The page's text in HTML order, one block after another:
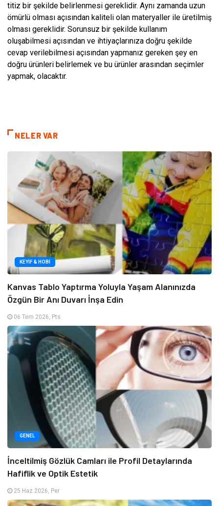
titiz bir şekilde belirlenmesi gereklidir. Aynı zamanda uzun
ömürlü olması açısından kaliteli olan materyaller ile üretilmiş
olması gereklidir. Sorunsuz bir şekilde kullanım
oluşabilmesi açısından ve ihtiyaçlarınıza doğru şekilde
cevap verilebilmesi açısından yapmanız gereken şey en
doğru ürünleri belirlemek ve bu ürünler arasından seçimler
yapmak, olacaktır.
NELER VAR
KEYIF & HOBI
Kanvas Tablo Yaptırma Yoluyla Yaşam Alanınızda
Özgün Bir Anı Duvarı İnşa Edin
06 Tem 2026, Pts
GENEL
İnceltilmiş Gözlük Camları ile Profil Detaylarında
Hafiflik ve Optik Estetik
25 Haz 2026, Per